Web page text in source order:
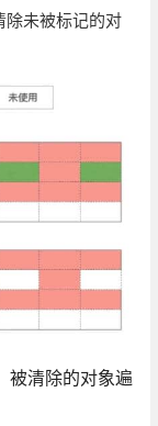
除未被标记的对
被清除的对象遍